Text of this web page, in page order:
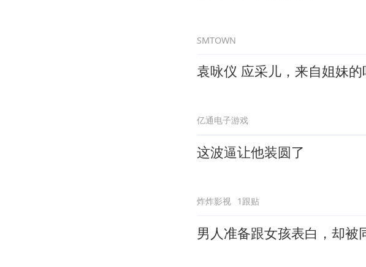
SMTOWN
袁咏仪 应采儿，来自姐妹的
亿通电子游戏
这波逼让他装圆了
炸炸影视 1跟贴
男人准备跟女孩表白，却被